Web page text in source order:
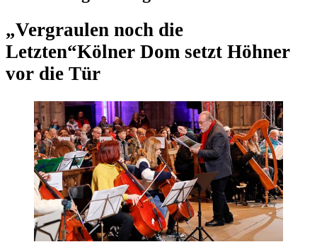
„Vergraulen noch die
Letzten“Kölner Dom setzt Höhner
vor die Tür